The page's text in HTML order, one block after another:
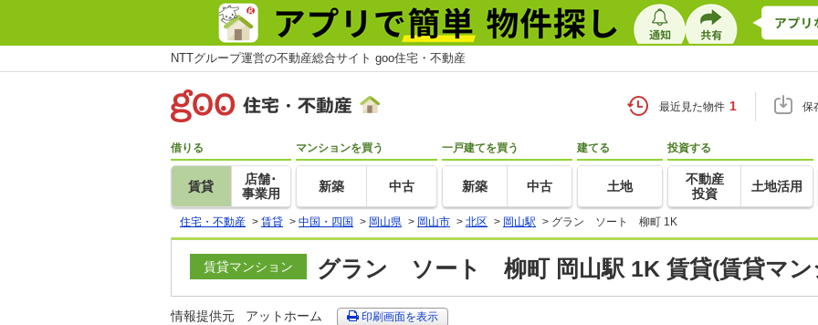
NTTグループ運営の不動産総合サイト goo住宅・不動産
最近見た物件 1 保
借りる
賃貸
店舗･
事業用
マンションを買う
新築 中古
一戸建てを買う
新築 中古
建てる
土地
投資する
不動産
投資
土地活用
住宅・不動産 > 賃貸 > 中国・四国 > 岡山県 > 岡山市 > 北区 > 岡山駅 > グラン ソート 柳町 1K
賃貸マンション グラン ソート 柳町 岡山駅 1K 賃貸(賃貸マン
情報提供元 アットホーム 印刷画面を表示